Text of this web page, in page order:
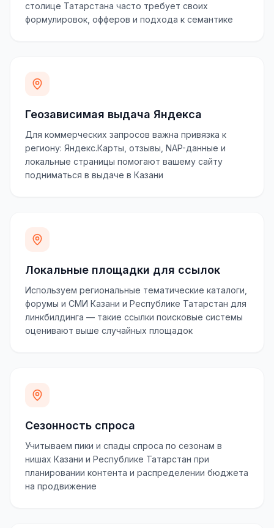
столице Татарстана часто требует своих
формулировок, офферов и подхода к семантике
Геозависимая выдача Яндекса
Для коммерческих запросов важна привязка к
региону: Яндекс.Карты, отзывы, NAP-данные и
локальные страницы помогают вашему сайту
подниматься в выдаче в Казани
Локальные площадки для ссылок
Используем региональные тематические каталоги,
форумы и СМИ Казани и Республике Татарстан для
линкбилдинга — такие ссылки поисковые системы
оценивают выше случайных площадок
Сезонность спроса
Учитываем пики и спады спроса по сезонам в
нишах Казани и Республике Татарстан при
планировании контента и распределении бюджета
на продвижение